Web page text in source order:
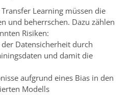
Learning müssen die
und beherrschen. Dazu zählen
Risiken:
Datensicherheit durch
und damit die
aufgrund eines Bias in den
Modells